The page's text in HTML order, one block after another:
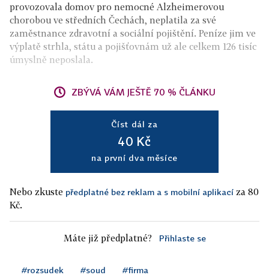
provozovala domov pro nemocné Alzheimerovou
chorobou ve středních Čechách, neplatila za své
zaměstnance zdravotní a sociální pojištění. Peníze jim ve
výplatě strhla, státu a pojišťovnám už ale celkem 126 tisíc
úmyslně neposlala.
ZBÝVÁ VÁM JEŠTĚ 70 % ČLÁNKU
Číst dál za
40 Kč
na první dva měsíce
Nebo zkuste předplatné bez reklam a s mobilní aplikací za 80
Kč.
Máte již předplatné? Přihlaste se
#rozsudek #soud #firma